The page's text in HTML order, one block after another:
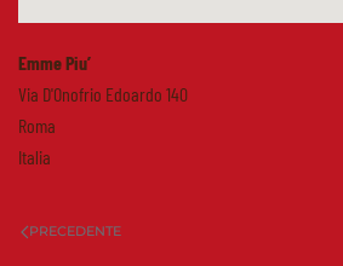
Emme Piu’
Via D'Onofrio Edoardo 140
Roma
Italia
PRECEDENTE